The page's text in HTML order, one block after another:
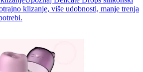
klizanje, više udobnosti, manje trenja